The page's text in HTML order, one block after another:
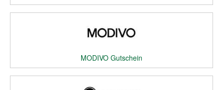
MODIVO Gutschein